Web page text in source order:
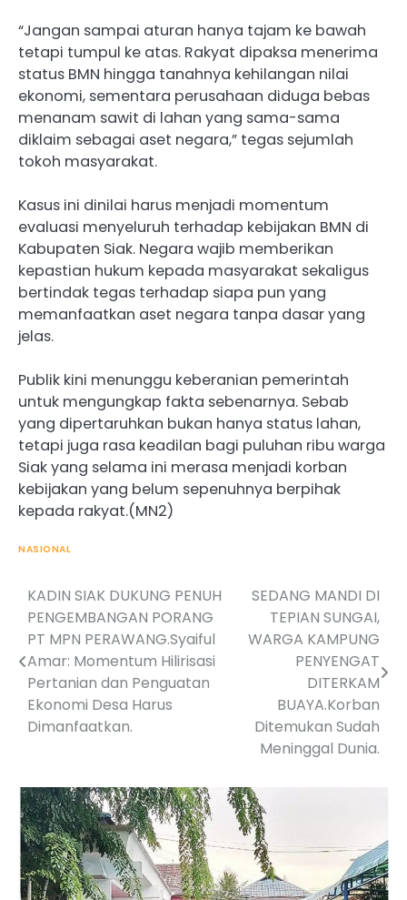
“Jangan sampai aturan hanya tajam ke bawah
tetapi tumpul ke atas. Rakyat dipaksa menerima
status BMN hingga tanahnya kehilangan nilai
ekonomi, sementara perusahaan diduga bebas
menanam sawit di lahan yang sama-sama
diklaim sebagai aset negara,” tegas sejumlah
tokoh masyarakat.
Kasus ini dinilai harus menjadi momentum
evaluasi menyeluruh terhadap kebijakan BMN di
Kabupaten Siak. Negara wajib memberikan
kepastian hukum kepada masyarakat sekaligus
bertindak tegas terhadap siapa pun yang
memanfaatkan aset negara tanpa dasar yang
jelas.
Publik kini menunggu keberanian pemerintah
untuk mengungkap fakta sebenarnya. Sebab
yang dipertaruhkan bukan hanya status lahan,
tetapi juga rasa keadilan bagi puluhan ribu warga
Siak yang selama ini merasa menjadi korban
kebijakan yang belum sepenuhnya berpihak
kepada rakyat.(MN2)
NASIONAL
Post
navigation
KADIN SIAK DUKUNG PENUH
PENGEMBANGAN PORANG
PT MPN PERAWANG.Syaiful
Amar: Momentum Hilirisasi
Pertanian dan Penguatan
Ekonomi Desa Harus
Dimanfaatkan.
SEDANG MANDI DI
TEPIAN SUNGAI,
WARGA KAMPUNG
PENYENGAT
DITERKAM
BUAYA.Korban
Ditemukan Sudah
Meninggal Dunia.